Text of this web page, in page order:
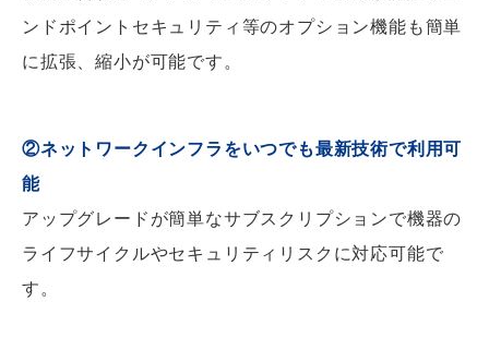
ンドポイントセキュリティ等のオプション機能も簡単
に拡張、縮小が可能です。
②ネットワークインフラをいつでも最新技術で利用可
能
アップグレードが簡単なサブスクリプションで機器の
ライフサイクルやセキュリティリスクに対応可能で
す。